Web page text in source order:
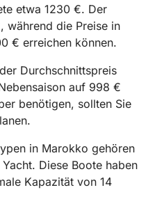
etwa 1230 €. Der
während die Preise in
€ erreichen können.
Durchschnittspreis
auf 998 €
benötigen, sollten Sie
in Marokko gehören
Diese Boote haben
Kapazität von 14